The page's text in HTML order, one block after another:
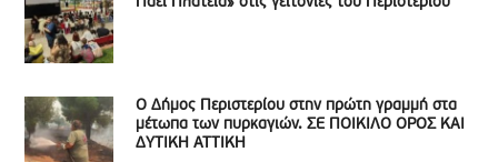
Ο Δήμος Περιστερίου στην πρώτη γραμμή στα
μέτωπα των πυρκαγιών. ΣΕ ΠΟΙΚΙΛΟ ΟΡΟΣ ΚΑΙ
ΔΥΤΙΚΗ ΑΤΤΙΚΗ